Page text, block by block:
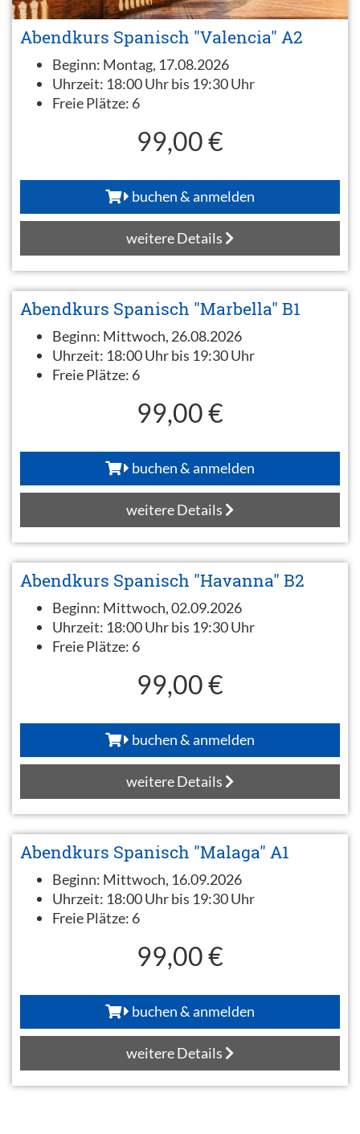
Abendkurs Spanisch "Valencia" A2
Beginn: Montag, 17.08.2026
Uhrzeit: 18:00 Uhr bis 19:30 Uhr
Freie Plätze: 6
99,00 €
buchen & anmelden
weitere Details
Abendkurs Spanisch "Marbella" B1
Beginn: Mittwoch, 26.08.2026
Uhrzeit: 18:00 Uhr bis 19:30 Uhr
Freie Plätze: 6
99,00 €
buchen & anmelden
weitere Details
Abendkurs Spanisch "Havanna" B2
Beginn: Mittwoch, 02.09.2026
Uhrzeit: 18:00 Uhr bis 19:30 Uhr
Freie Plätze: 6
99,00 €
buchen & anmelden
weitere Details
Abendkurs Spanisch "Malaga" A1
Beginn: Mittwoch, 16.09.2026
Uhrzeit: 18:00 Uhr bis 19:30 Uhr
Freie Plätze: 6
99,00 €
buchen & anmelden
weitere Details